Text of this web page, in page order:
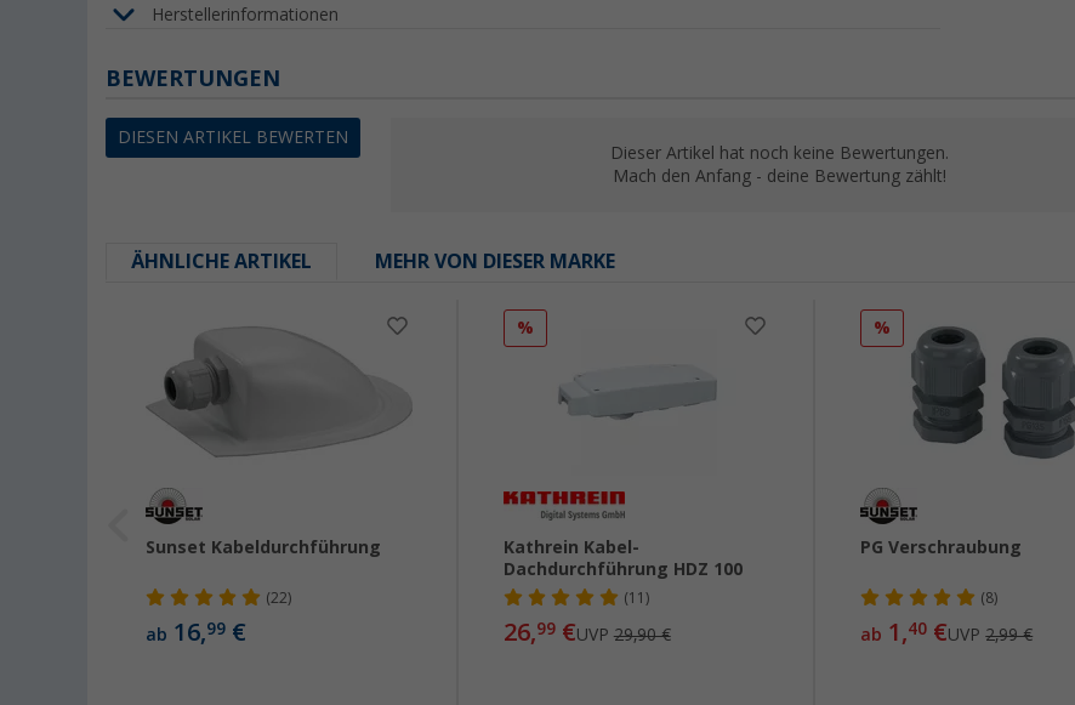
Herstellerinformationen
BEWERTUNGEN
DIESEN ARTIKEL BEWERTEN
Dieser Artikel hat noch keine Bewertungen.
Mach den Anfang - deine Bewertung zählt!
ÄHNLICHE ARTIKEL MEHR VON DIESER MARKE
Sunset Kabeldurchführung
(22)
ab 16,99 €
%
Kathrein Kabel-
Dachdurchführung HDZ 100
(11)
26,99€UVP 29,90 €
%
PG Verschraubung
(8)
ab 1,40 €UVP2,99 €